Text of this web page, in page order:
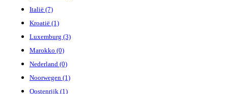
Italië (7)
Kroatië (1)
Luxemburg (3)
Marokko (0)
Nederland (0)
Noorwegen (1)
Oostenrijk (1)